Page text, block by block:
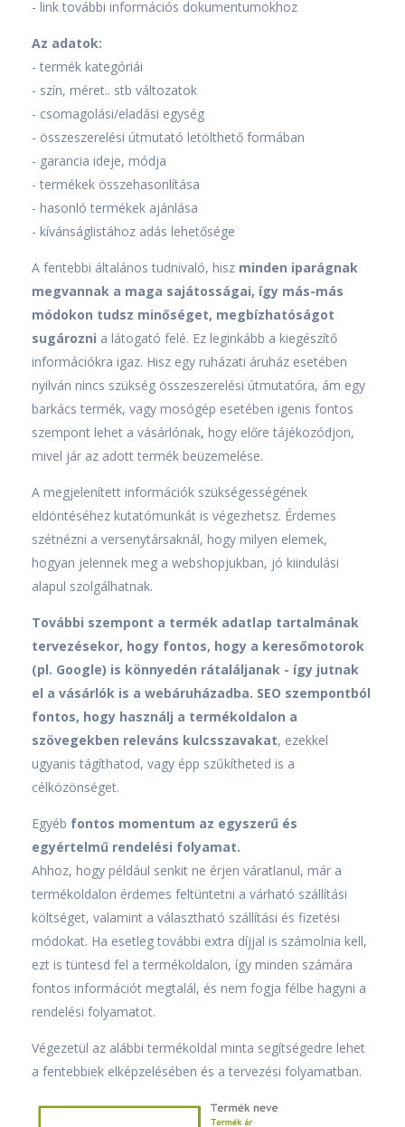
- link további információs dokumentumokhoz
Az adatok:
- termék kategóriái
- szín, méret.. stb változatok
- csomagolási/eladási egység
- összeszerelési útmutató letölthető formában
- garancia ideje, módja
- termékek összehasonlítása
- hasonló termékek ajánlása
- kívánságlistához adás lehetősége
A fentebbi általános tudnivaló, hisz minden iparágnak
megvannak a maga sajátosságai, így más-más
módokon tudsz minőséget, megbízhatóságot
sugározni a látogató felé. Ez leginkább a kiegészítő
információkra igaz. Hisz egy ruházati áruház esetében
nyilván nincs szükség összeszerelési útmutatóra, ám egy
barkács termék, vagy mosógép esetében igenis fontos
szempont lehet a vásárlónak, hogy előre tájékozódjon,
mivel jár az adott termék beüzemelése.
A megjelenített információk szükségességének
eldöntéséhez kutatómunkát is végezhetsz. Érdemes
szétnézni a versenytársaknál, hogy milyen elemek,
hogyan jelennek meg a webshopjukban, jó kiindulási
alapul szolgálhatnak.
További szempont a termék adatlap tartalmának
tervezésekor, hogy fontos, hogy a keresőmotorok
(pl. Google) is könnyedén rátaláljanak - így jutnak
el a vásárlók is a webáruházadba. SEO szempontból
fontos, hogy használj a termékoldalon a
szövegekben releváns kulcsszavakat, ezekkel
ugyanis tágíthatod, vagy épp szűkítheted is a
célközönséget.
Egyéb fontos momentum az egyszerű és
egyértelmű rendelési folyamat.
Ahhoz, hogy például senkit ne érjen váratlanul, már a
termékoldalon érdemes feltüntetni a várható szállítási
költséget, valamint a választható szállítási és fizetési
módokat. Ha esetleg további extra díjjal is számolnia kell,
ezt is tüntesd fel a termékoldalon, így minden számára
fontos információt megtalál, és nem fogja félbe hagyni a
rendelési folyamatot.
Végezetül az alábbi termékoldal minta segítségedre lehet
a fentebbiek elképzelésében és a tervezési folyamatban.